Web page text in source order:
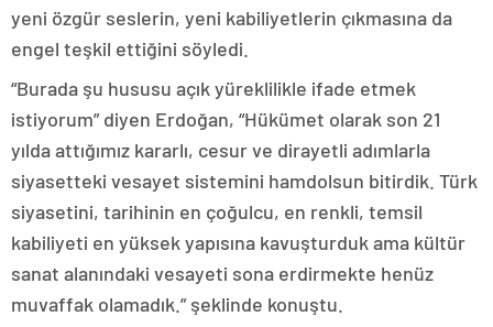
yeni özgür seslerin, yeni kabiliyetlerin çıkmasına da
engel teşkil ettiğini söyledi.
“Burada şu hususu açık yüreklilikle ifade etmek
istiyorum” diyen Erdoğan, “Hükümet olarak son 21
yılda attığımız kararlı, cesur ve dirayetli adımlarla
siyasetteki vesayet sistemini hamdolsun bitirdik. Türk
siyasetini, tarihinin en çoğulcu, en renkli, temsil
kabiliyeti en yüksek yapısına kavuşturduk ama kültür
sanat alanındaki vesayeti sona erdirmekte henüz
muvaffak olamadık.” şeklinde konuştu.